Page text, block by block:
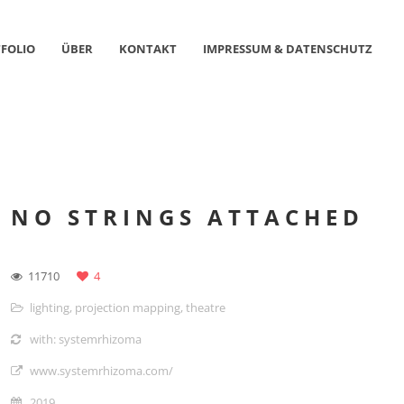
ÜBER KONTAKT IMPRESSUM & DATENSCHUTZ
NO STRINGS ATTACHED
11710
4
lighting, projection mapping,theatre
with: systemrhizoma
www.systemrhizoma.com/